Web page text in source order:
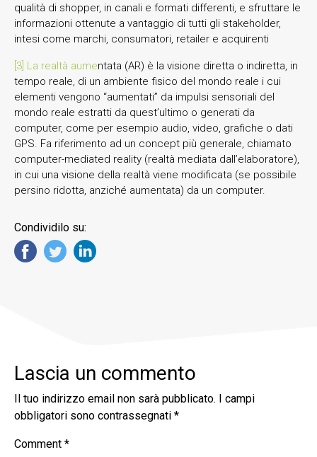
qualità di shopper, in canali e formati differenti, e sfruttare le
informazioni ottenute a vantaggio di tutti gli stakeholder,
intesi come marchi, consumatori, retailer e acquirenti
[3] La realtà aumentata (AR) è la visione diretta o indiretta, in
tempo reale, di un ambiente fisico del mondo reale i cui
elementi vengono “aumentati” da impulsi sensoriali del
mondo reale estratti da quest’ultimo o generati da
computer, come per esempio audio, video, grafiche o dati
GPS. Fa riferimento ad un concept più generale, chiamato
computer-mediated reality (realtà mediata dall’elaboratore),
in cui una visione della realtà viene modificata (se possibile
persino ridotta, anziché aumentata) da un computer.
Condividilo su:
Lascia un commento
Il tuo indirizzo email non sarà pubblicato.
I campi
obbligatori sono contrassegnati *
Comment *